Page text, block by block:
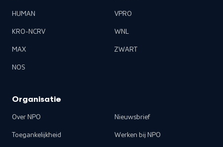
HUMAN
KRO-NCRV
MAX
NOS
VPRO
WNL
ZWART
Organisatie
Over NPO
Toegankelijkheid
Nieuwsbrief
Werken bij NPO